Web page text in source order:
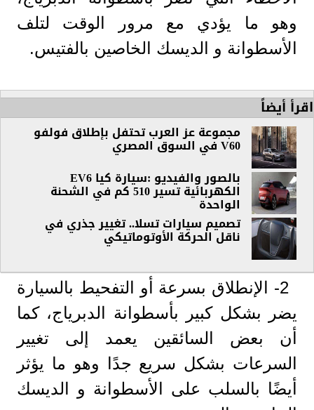
وهو ما يؤدي مع مرور الوقت لتلف
الأسطوانة و الديسك الخاصين بالفتيس.
اقرأ أيضاً
مجموعة عز العرب تحتفل بإطلاق فولفو
V60 في السوق المصري
بالصور والفيديو :سيارة كيا EV6
الكهربائية تسير 510 كم في الشحنة
الواحدة
تصميم سيارات تسلا.. تغيير جذري في
ناقل الحركة الأوتوماتيكي
2- الإنطلاق بسرعة أو التفحيط بالسيارة
يضر بشكل كبير بأسطوانة الدبرياج، كما
أن بعض السائقين يعمد إلى تغيير
السرعات بشكل سريع جدًا وهو ما يؤثر
أيضًا بالسلب على الأسطوانة و الديسك